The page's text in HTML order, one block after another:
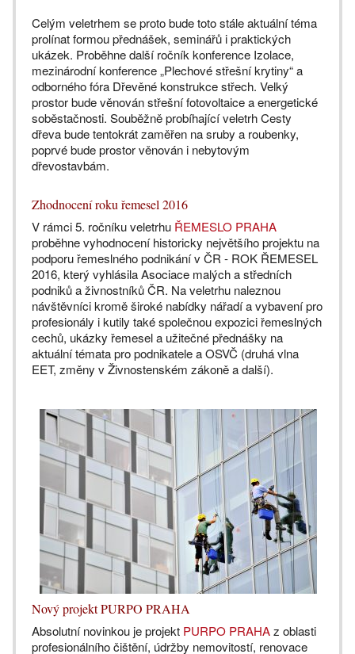
Celým veletrhem se proto bude toto stále aktuální téma
prolínat formou přednášek, seminářů i praktických
ukázek. Proběhne další ročník konference Izolace,
mezinárodní konference „Plechové střešní krytiny“ a
odborného fóra Dřevěné konstrukce střech. Velký
prostor bude věnován střešní fotovoltaice a energetické
soběstačnosti. Souběžně probíhající veletrh Cesty
dřeva bude tentokrát zaměřen na sruby a roubenky,
poprvé bude prostor věnován i nebytovým
dřevostavbám.
Zhodnocení roku řemesel 2016
V rámci 5. ročníku veletrhu ŘEMESLO PRAHA
proběhne vyhodnocení historicky největšího projektu na
podporu řemeslného podnikání v ČR - ROK ŘEMESEL
2016, který vyhlásila Asociace malých a středních
podniků a živnostníků ČR. Na veletrhu naleznou
návštěvníci kromě široké nabídky nářadí a vybavení pro
profesionály i kutily také společnou expozici řemeslných
cechů, ukázky řemesel a užitečné přednášky na
aktuální témata pro podnikatele a OSVČ (druhá vlna
EET, změny v Živnostenském zákoně a další).
Nový projekt PURPO PRAHA
Absolutní novinkou je projekt PURPO PRAHAz oblasti
profesionálního čištění, údržby nemovitostí, renovace